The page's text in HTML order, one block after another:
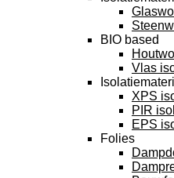
Glaswol
BIO based
Houtwol
Vlas
XPS
PIR
EPS
Folies